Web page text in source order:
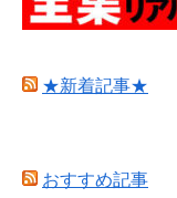
★新着記事★
おすすめ記事